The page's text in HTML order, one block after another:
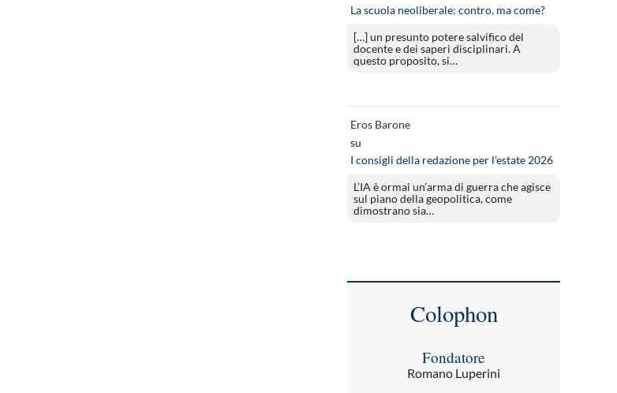
La scuola neoliberale: contro, ma come?
[…] un presunto potere salvifico del
docente e dei saperi disciplinari. A
questo proposito, si…
Eros Barone
su
I consigli della redazione per l’estate 2026
L’IA è ormai un’arma di guerra che agisce
sul piano della geopolitica, come
dimostrano sia…
Colophon
Fondatore
Romano Luperini